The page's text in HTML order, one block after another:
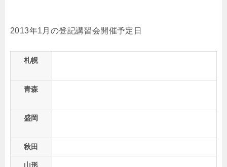
2013年1月の登記講習会開催予定日
札幌
青森
盛岡
秋田
山形